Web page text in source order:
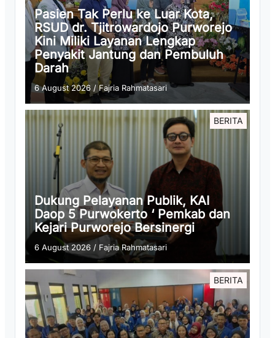
Pasien Tak Perlu ke Luar Kota,
RSUD dr. Tjitrowardojo Purworejo
Kini Miliki Layanan Lengkap
Penyakit Jantung dan Pembuluh
Darah
6 August 2026 /Fajria Rahmatasari
BERITA
Dukung Pelayanan Publik, KAI
Daop 5 Purwokerto ‘ Pemkab dan
Kejari Purworejo Bersinergi
6 August 2026 / Fajria Rahmatasari
BERITA